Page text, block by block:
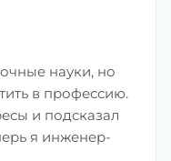
науки, но
в профессию.
и подсказал
я инженер-